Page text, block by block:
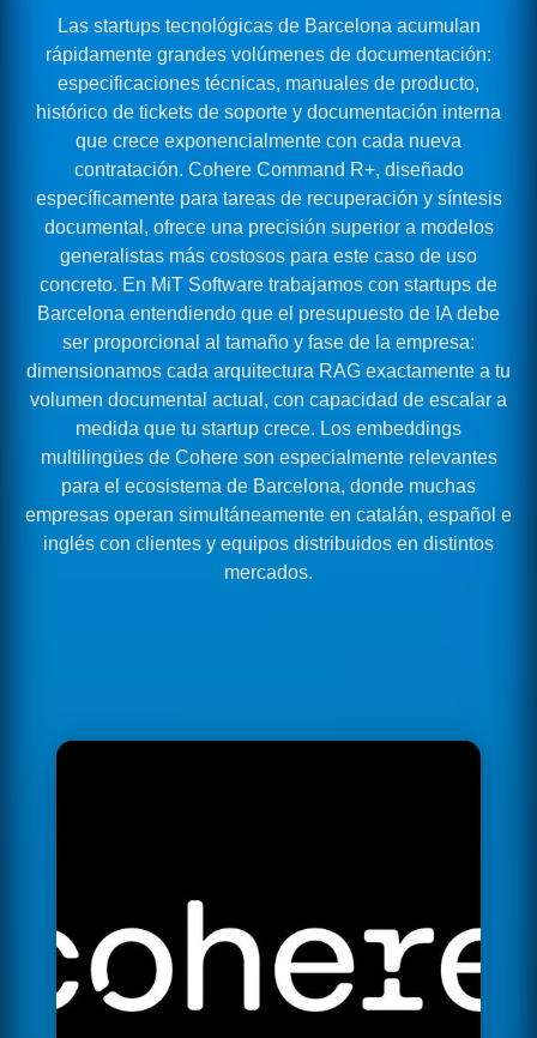
Las startups tecnológicas de Barcelona acumulan
rápidamente grandes volúmenes de documentación:
especificaciones técnicas, manuales de producto,
histórico de tickets de soporte y documentación interna
que crece exponencialmente con cada nueva
contratación. Cohere Command R+, diseñado
específicamente para tareas de recuperación y síntesis
documental, ofrece una precisión superior a modelos
generalistas más costosos para este caso de uso
concreto. En MiT Software trabajamos con startups de
Barcelona entendiendo que el presupuesto de IA debe
ser proporcional al tamaño y fase de la empresa:
dimensionamos cada arquitectura RAG exactamente a tu
volumen documental actual, con capacidad de escalar a
medida que tu startup crece. Los embeddings
multilingües de Cohere son especialmente relevantes
para el ecosistema de Barcelona, donde muchas
empresas operan simultáneamente en catalán, español e
inglés con clientes y equipos distribuidos en distintos
mercados.